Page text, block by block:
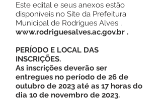
Este edital e seus anexos estão
disponíveis no Site da Prefeitura
Municipal de Rodrigues Alves ,
www.rodriguesalves.ac.gov.br .
PERÍODO E LOCAL DAS
INSCRIÇÕES.
As inscrições deverão ser
entregues no período de 26 de
outubro de 2023 até as 17 horas do
dia 10 de novembro de 2023.